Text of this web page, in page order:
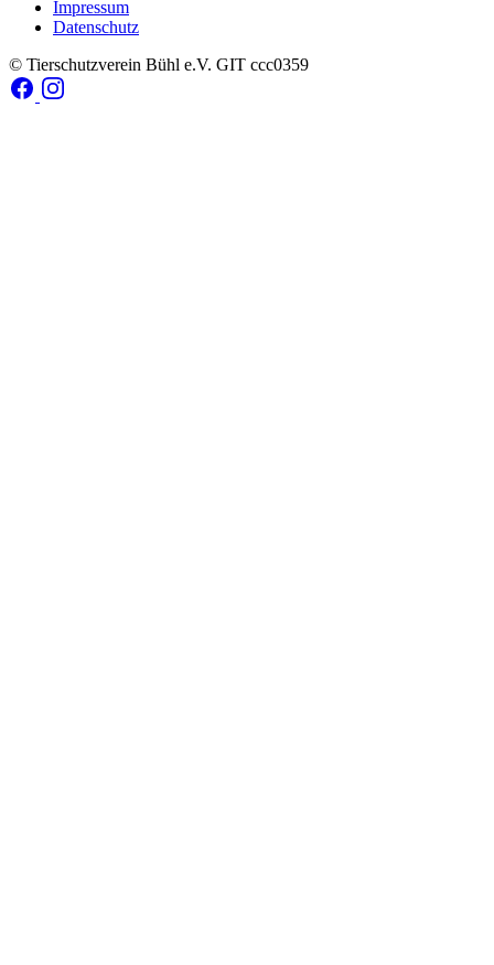
Impressum
Datenschutz
© Tierschutzverein Bühl e.V. GIT ccc0359